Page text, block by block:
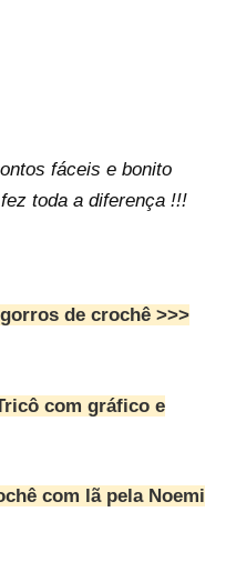
fáceis e bonito
toda a diferença !!!
de crochê >>>
com gráfico e
com lã pela Noemi